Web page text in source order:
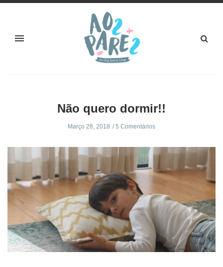
Não quero dormir!!
Março 28, 2018 5 Comentários